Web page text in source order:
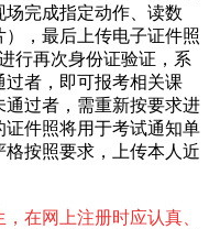
场完成指定动作、读数
，最后上传电子证件照
行再次身份证验证，系
者，即可报考相关课
过者，需重新按要求进
件照将用于考试通知单
按照要求，上传本人近
在网上注册时应认真、